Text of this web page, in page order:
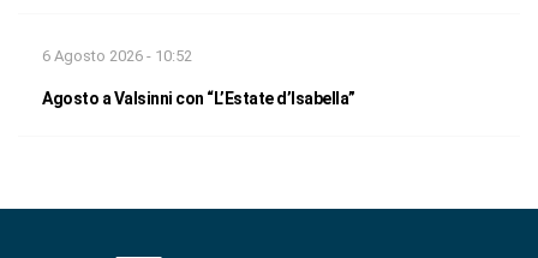
6 Agosto 2026 - 10:52
Agosto a Valsinni con “L’Estate d’Isabella”